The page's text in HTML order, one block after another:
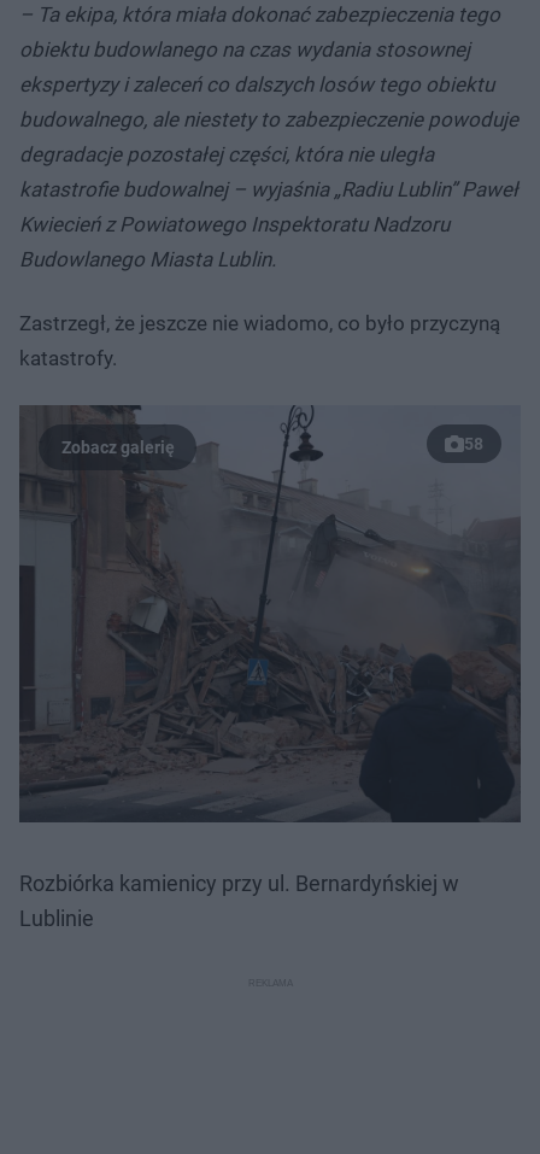
– Ta ekipa, która miała dokonać zabezpieczenia tego
obiektu budowlanego na czas wydania stosownej
ekspertyzy i zaleceń co dalszych losów tego obiektu
budowalnego, ale niestety to zabezpieczenie powoduje
degradacje pozostałej części, która nie uległa
katastrofie budowalnej – wyjaśnia „Radiu Lublin” Paweł
Kwiecień z Powiatowego Inspektoratu Nadzoru
Budowlanego Miasta Lublin.
Zastrzegł, że jeszcze nie wiadomo, co było przyczyną
katastrofy.
58
Rozbiórka kamienicy przy ul. Bernardyńskiej w
Lublinie